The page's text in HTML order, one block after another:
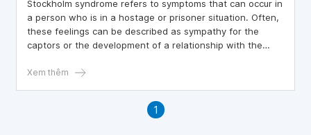
Stockholm syndrome refers to symptoms that can occur in
a person who is in a hostage or prisoner situation. Often,
these feelings can be described as sympathy for the
captors or the development of a relationship with the
Xem thêm
1